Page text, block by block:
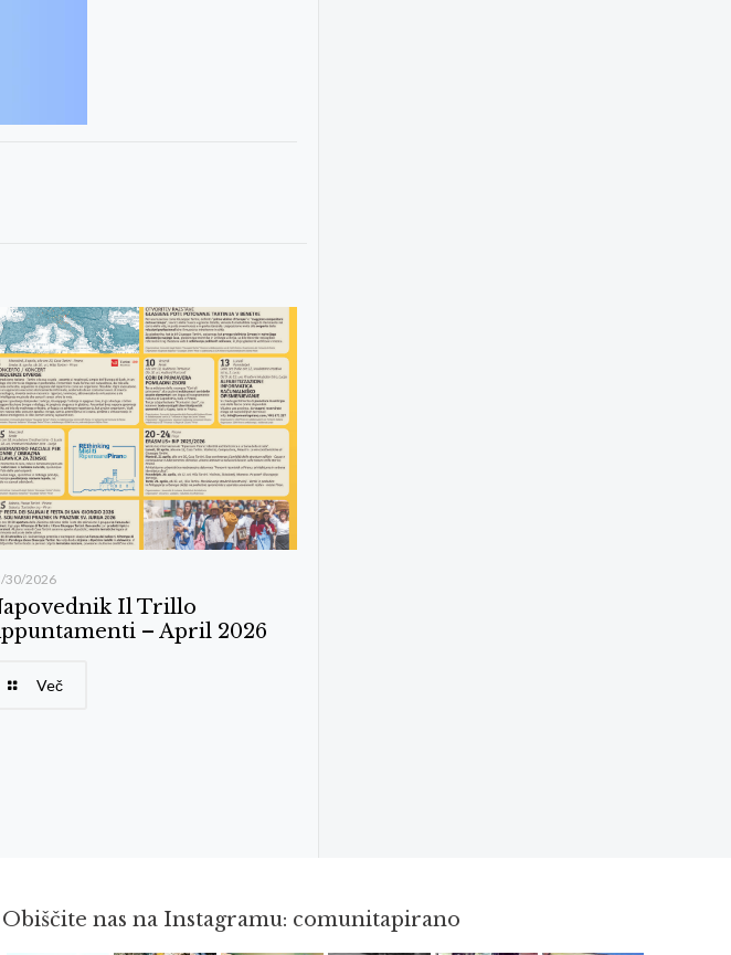
30/2026
Il Trillo
– April 2026
Več
Obiščite nas na Instagramu: comunitapirano